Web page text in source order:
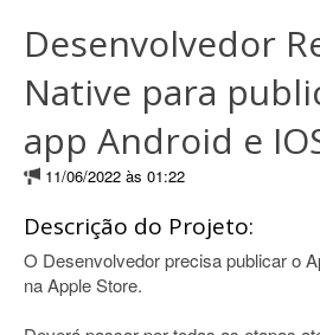
Desenvolvedor
Native para
app Android e
11/06/2022 às 01:22
Descrição do Projeto:
O Desenvolvedor precisa publicar o
na Apple Store.